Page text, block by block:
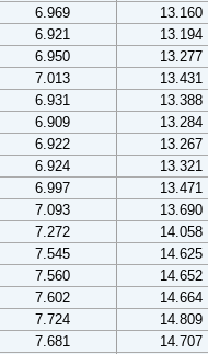
6.969
13.160
6.921
13.194
6.950
13.277
7.013
13.431
6.931
13.388
6.909
13.284
6.922
13.267
6.924
13.321
6.997
13.471
7.093
13.690
7.272
14.058
7.545
14.625
7.560
14.652
7.602
14.664
7.724
14.809
7.681
14.707